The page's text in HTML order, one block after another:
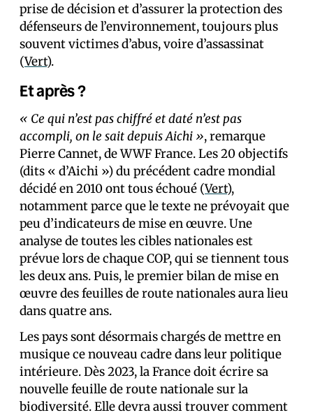
prise de décision et d’assurer la protection des
défenseurs de l’environnement, toujours plus
souvent victimes d’abus, voire d’assassinat
(Vert).
Et après ?
« Ce qui n’est pas chiffré et daté n’est pas
accompli, on le sait depuis Aichi », remarque
Pierre Cannet, de WWF France. Les 20 objectifs
(dits « d’Aichi ») du précédent cadre mondial
décidé en 2010 ont tous échoué (Vert),
notamment parce que le texte ne prévoyait que
peu d’indicateurs de mise en œuvre. Une
analyse de toutes les cibles nationales est
prévue lors de chaque COP, qui se tiennent tous
les deux ans. Puis, le premier bilan de mise en
œuvre des feuilles de route nationales aura lieu
dans quatre ans.
Les pays sont désormais chargés de mettre en
musique ce nouveau cadre dans leur politique
intérieure. Dès 2023, la France doit écrire sa
nouvelle feuille de route nationale sur la
biodiversité. Elle devra aussi trouver comment